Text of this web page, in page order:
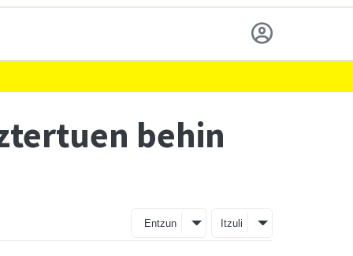
behin
Entzun Itzuli